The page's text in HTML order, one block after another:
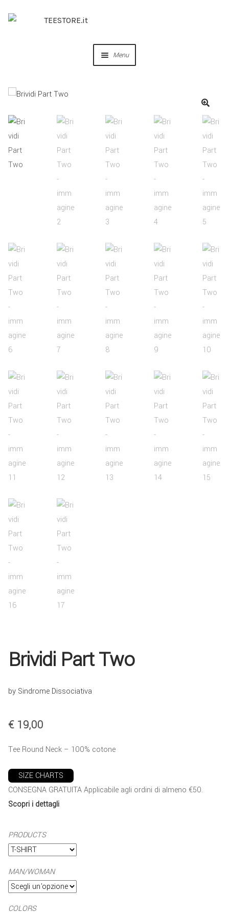
Menu
COLLABORAZIONI
CREA IL TUO BRAND
Brividi Part Two
by Sindrome Dissociativa
€19,00
Tee Round Neck – 100% cotone
SIZE CHARTS
CONSEGNA GRATUITA Applicabile agli ordini di almeno €50.
Scopri i dettagli
PRODUCTS
MAN/WOMAN
COLORS